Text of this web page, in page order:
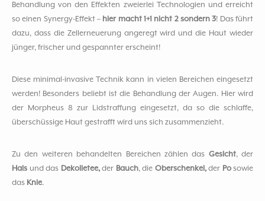
Behandlung von den Effekten zweierlei Technologien und erreicht
so einen Synergy-Effekt – hier macht 1+1 nicht 2 sondern 3! Das führt
dazu, dass die Zellerneuerung angeregt wird und die Haut wieder
jünger, frischer und gespannter erscheint!
Diese minimal-invasive Technik kann in vielen Bereichen eingesetzt
werden! Besonders beliebt ist die Behandlung der Augen. Hier wird
der Morpheus 8 zur Lidstraffung eingesetzt, da so die schlaffe,
überschüssige Haut gestrafft wird uns sich zusammenzieht.
Zu den weiteren behandelten Bereichen zählen das Gesicht, der
Hals und das Dekolletee,der Bauch, die Oberschenkel,der Posowie
das Knie.